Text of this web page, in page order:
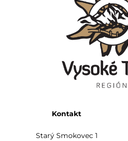
Kontakt
Starý Smokovec 1